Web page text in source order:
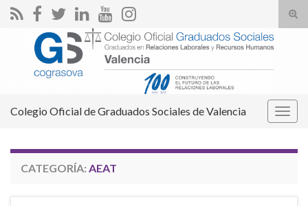
el
Search for:
Colegio Oficial de Graduados Sociales de Valencia
CATEGORÍA: AEAT